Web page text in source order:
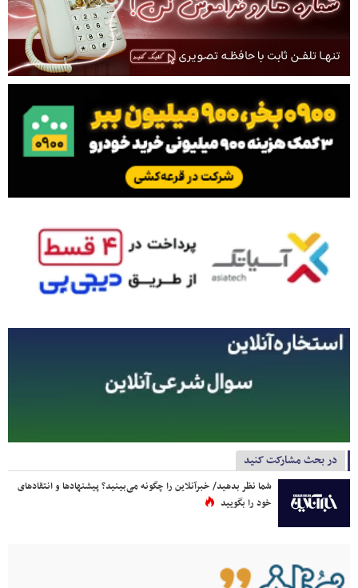
در بحث مشارکت کنید
شما نظر بدهید/ خبرآنلاین را چگونه می‌بینید؟ پیشنهادها و انتقادهای
خود را بگویید